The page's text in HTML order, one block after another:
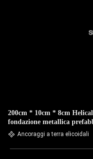
200cm * 10cm * 8cm
fondazione metallica
Ancoraggi a terra elicoidali